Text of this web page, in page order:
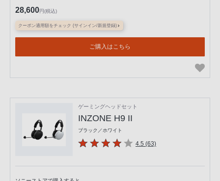
28,600円(税込)
クーポン適用額をチェック (サインイン/新規登録)
ご購入はこちら
ゲーミングヘッドセット
INZONE H9 II
ブラック／ホワイト
4.5 (63)